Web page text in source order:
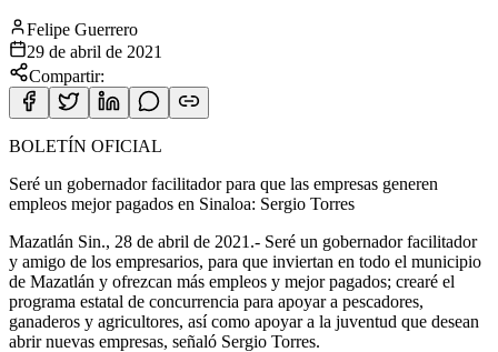
Felipe Guerrero
29 de abril de 2021
Compartir:
BOLETÍN OFICIAL
Seré un gobernador facilitador para que las empresas generen
empleos mejor pagados en Sinaloa: Sergio Torres
Mazatlán Sin., 28 de abril de 2021.- Seré un gobernador facilitador
y amigo de los empresarios, para que inviertan en todo el municipio
de Mazatlán y ofrezcan más empleos y mejor pagados; crearé el
programa estatal de concurrencia para apoyar a pescadores,
ganaderos y agricultores, así como apoyar a la juventud que desean
abrir nuevas empresas, señaló Sergio Torres.